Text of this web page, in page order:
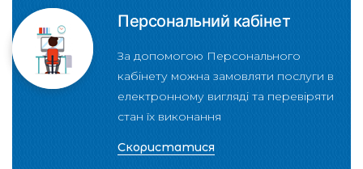
Персональний кабінет
За допомогою Персонального
кабінету можна замовляти послуги в
електронному вигляді та перевіряти
стан їх виконання
Скористатися